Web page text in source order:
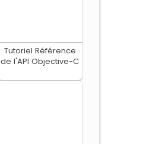
Tutoriel Référence
de l'API Objective-C